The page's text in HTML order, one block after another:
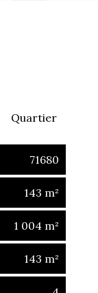
Quartier
71680
143 m²
1 004 m²
143 m²